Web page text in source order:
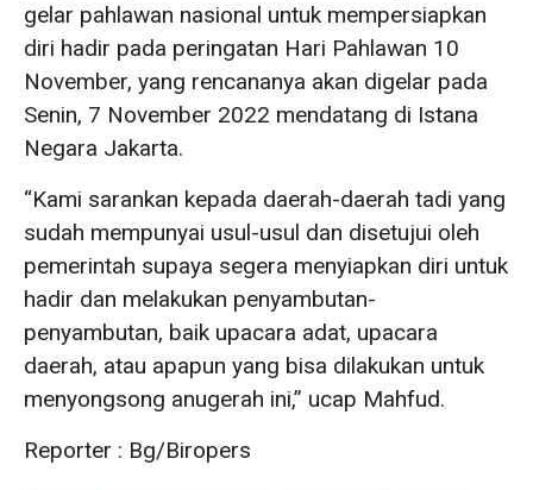
gelar pahlawan nasional untuk mempersiapkan
diri hadir pada peringatan Hari Pahlawan 10
November, yang rencananya akan digelar pada
Senin, 7 November 2022 mendatang di Istana
Negara Jakarta.
“Kami sarankan kepada daerah-daerah tadi yang
sudah mempunyai usul-usul dan disetujui oleh
pemerintah supaya segera menyiapkan diri untuk
hadir dan melakukan penyambutan-
penyambutan, baik upacara adat, upacara
daerah, atau apapun yang bisa dilakukan untuk
menyongsong anugerah ini,” ucap Mahfud.
Reporter : Bg/Biropers